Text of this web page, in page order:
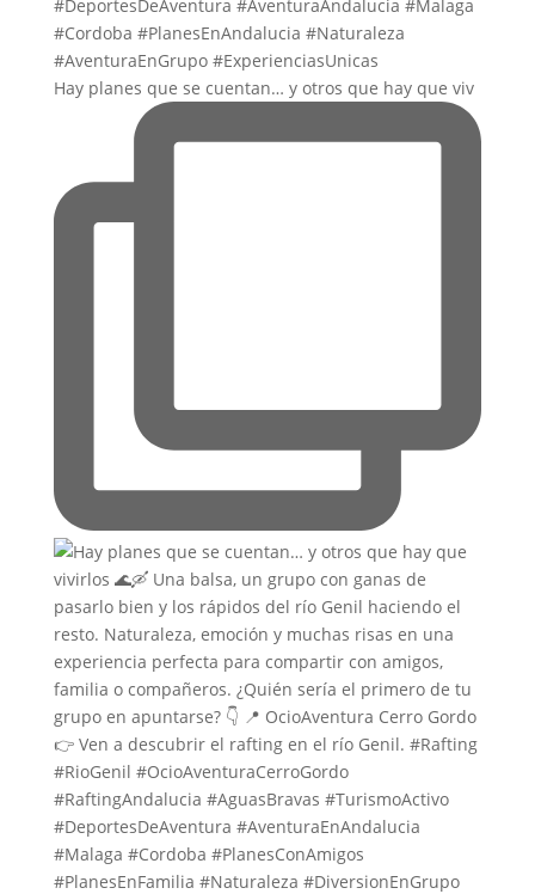
Hay planes que se cuentan… y otros que hay que viv